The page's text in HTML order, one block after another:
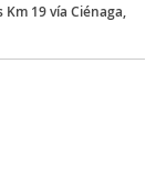
Km 19 vía Ciénaga,